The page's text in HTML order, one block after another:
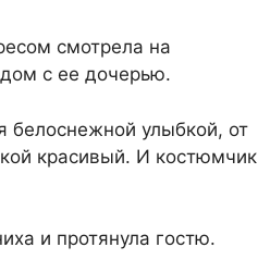
смотрела на
с ее дочерью.
улыбкой, от
красивый. И костюмчик
и протянула гостю.